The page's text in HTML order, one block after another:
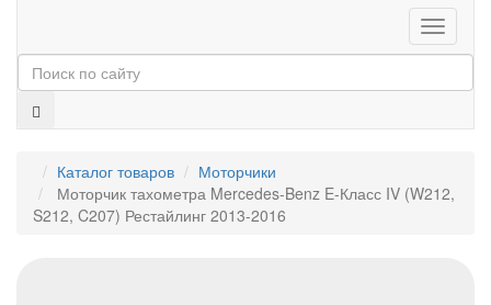
Меню
Каталог товаров
Моторчики
Моторчик тахометра Mercedes-Benz E-Класс IV (W212,
S212, C207) Рестайлинг 2013-2016